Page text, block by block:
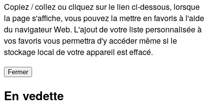
Copiez / collez ou cliquez sur le lien ci-dessous, lorsque
la page s'affiche, vous pouvez la mettre en favoris à l'aide
du navigateur Web. L'ajout de votre liste personnalisée à
vos favoris vous permettra d'y accéder même si le
stockage local de votre appareil est effacé.
Fermer
En vedette